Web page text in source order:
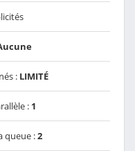
: LIMITÉ
: 1
queue :2